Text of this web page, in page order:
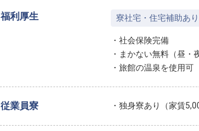
福利厚生 寮社宅・住宅補助あり
・社会保険完備
・まかない無料（昼・
・旅館の温泉を使用可
従業員寮 ・独身寮あり（家賃